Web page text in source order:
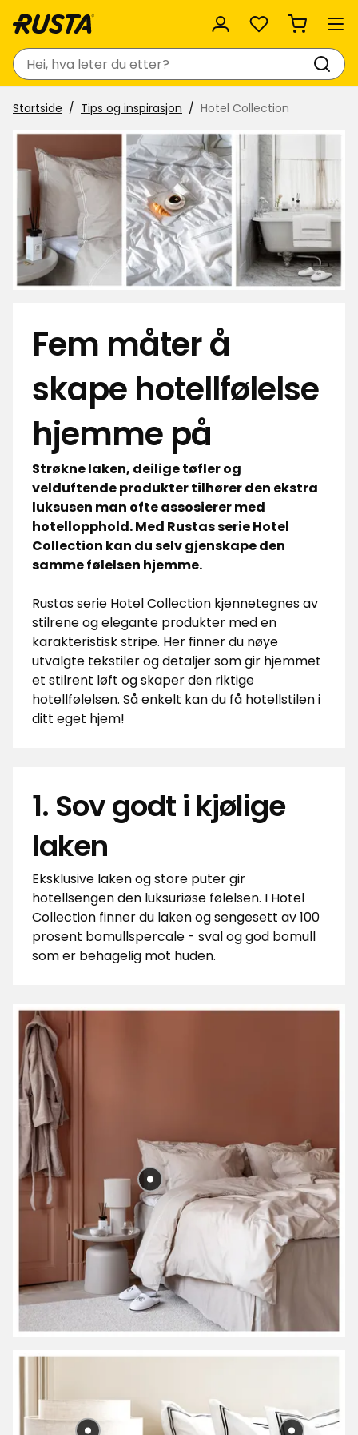
Favoritter
Søk
Startside Tips og inspirasjon Hotel Collection
Fem måter å
skape hotellfølelse
hjemme på
Strøkne laken, deilige tøfler og
velduftende produkter tilhører den ekstra
luksusen man ofte assosierer med
hotellopphold. Med Rustas serie Hotel
Collection kan du selv gjenskape den
samme følelsen hjemme.
Rustas serie Hotel Collection kjennetegnes av
stilrene og elegante produkter med en
karakteristisk stripe. Her finner du nøye
utvalgte tekstiler og detaljer som gir hjemmet
et stilrent løft og skaper den riktige
hotellfølelsen. Så enkelt kan du få hotellstilen i
ditt eget hjem!
1. Sov godt i kjølige
laken
Eksklusive laken og store puter gir
hotellsengen den luksuriøse følelsen. I Hotel
Collection finner du laken og sengesett av 100
prosent bomullspercale - sval og god bomull
som er behagelig mot huden.